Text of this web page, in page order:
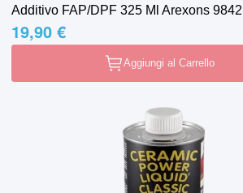
Additivo FAP/DPF 325 Ml Arexons 9842
19,90 €
Aggiungi al Carrello